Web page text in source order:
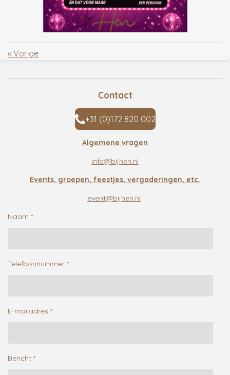
« Vorige
Contact
+31 (0)172 820 002
Algemene vragen
info@bijhen.nl
Events, groepen, feestjes, vergaderingen, etc.
event@bijhen.nl
Naam *
Telefoonnummer *
E-mailadres *
Bericht *